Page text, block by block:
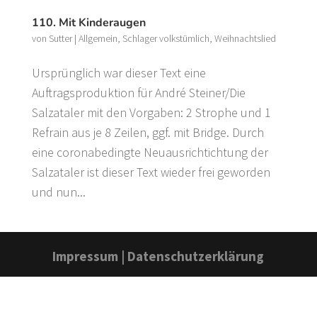
110. Mit Kinderaugen
von Sutter| Allgemein, Schlager volkstümlich, Weihnachtslied
Ursprünglich war dieser Text eine
Auftragsproduktion für André Steiner/Die
Salzataler mit den Vorgaben: 2 Strophe und 1
Refrain aus je 8 Zeilen, ggf. mit Bridge. Durch
eine coronabedingte Neuausrichtichtung der
Salzataler ist dieser Text wieder frei geworden
und nun...
Impressum | Datenschutzerklärung